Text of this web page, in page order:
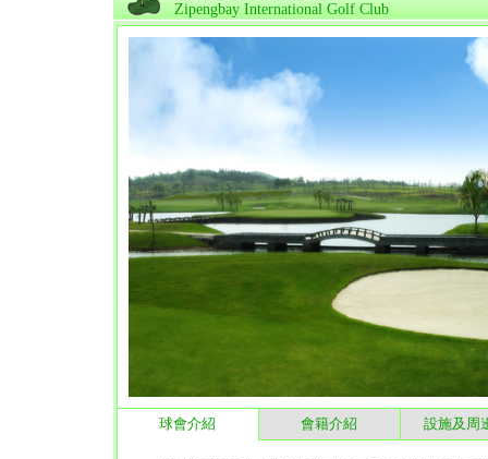
Zipengbay International Golf Club
球會介紹 會籍介紹 設施及周